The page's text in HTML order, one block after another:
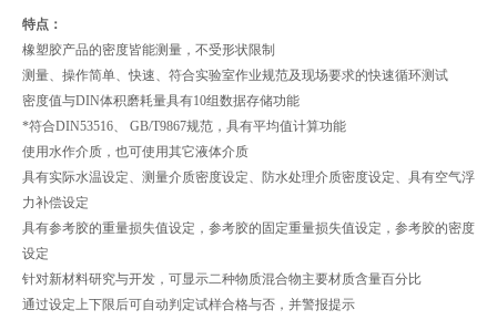
特点：
橡塑胶产品的密度皆能测量，不受形状限制
测量、操作简单、快速、符合实验室作业规范及现场要求的快速循环测试
密度值与DIN体积磨耗量具有10组数据存储功能
*符合DIN53516、 GB/T9867规范，具有平均值计算功能
使用水作介质，也可使用其它液体介质
具有实际水温设定、测量介质密度设定、防水处理介质密度设定、具有空气浮
力补偿设定
具有参考胶的重量损失值设定，参考胶的固定重量损失值设定，参考胶的密度
设定
针对新材料研究与开发，可显示二种物质混合物主要材质含量百分比
通过设定上下限后可自动判定试样合格与否，并警报提示